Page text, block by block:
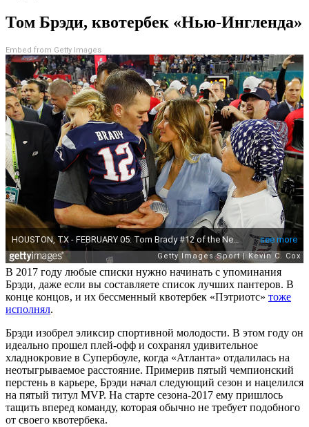
Том Брэди, квотербек «Нью-Ингленда»
Embed from Getty Images
В 2017 году любые списки нужно начинать с упоминания
Брэди, даже если вы составляете список лучших пантеров. В
конце концов, и их бессменный квотербек «Пэтриотс» тоже
исполнял.
Брэди изобрел эликсир спортивной молодости. В этом году он
идеально прошел плей-офф и сохранял удивительное
хладнокровие в Супербоуле, когда «Атланта» отдалилась на
неотыгрываемое расстояние. Примерив пятый чемпионский
перстень в карьере, Брэди начал следующий сезон и нацелился
на пятый титул MVP. На старте сезона-2017 ему пришлось
тащить вперед команду, которая обычно не требует подобного
от своего квотербека.